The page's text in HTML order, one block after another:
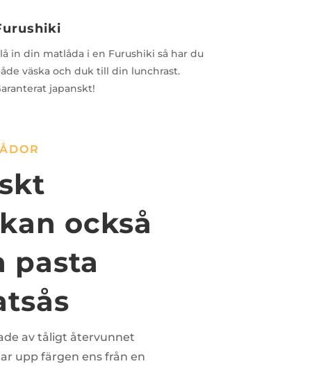
in din matlåda i en Furushiki så har du
väska och duk till din lunchrast.
japanskt!
också
pasta
av tåligt återvunnet
upp färgen ens från en